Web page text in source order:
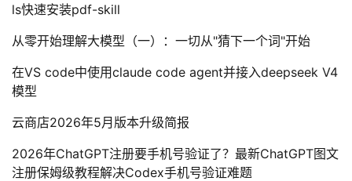
ls快速安装pdf-skill
从零开始理解大模型（一）：一切从"猜下一个词"开始
在VS code中使用claude code agent并接入deepseek V4
模型
云商店2026年5月版本升级简报
2026年ChatGPT注册要手机号验证了？最新ChatGPT图文
注册保姆级教程解决Codex手机号验证难题